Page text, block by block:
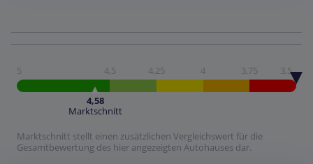
5 4,5 4,25 4 3,75 3,5
4,58
Marktschnitt
Marktschnitt stellt einen zusätzlichen Vergleichswert für die
Gesamtbewertung des hier angezeigten Autohauses dar.